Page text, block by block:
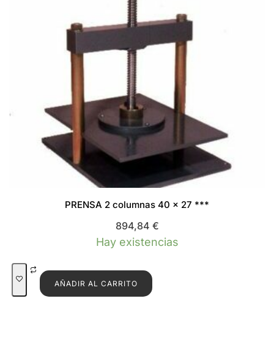
PRENSA 2 columnas 40 x 27 ***
894,84 €
Hay existencias
AÑADIR AL CARRITO